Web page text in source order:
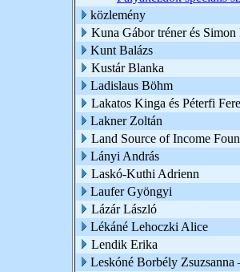
közlemény
Kuna Gábor tréner és
Kunt Balázs
Kustár Blanka
Ladislaus Böhm
Lakatos Kinga és Péterfi
Lakner Zoltán
Land Source of Income
Lányi András
Laskó-Kuthi Adrienn
Laufer Gyöngyi
Lázár László
Lékáné Lehoczki Alice
Lendik Erika
Leskóné Borbély Zsuzsanna